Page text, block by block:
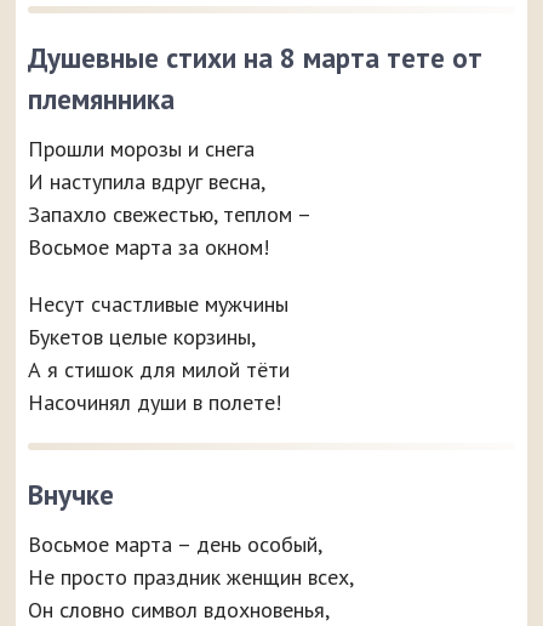
Душевные стихи на 8 марта тете от
племянника
Прошли морозы и снега
И наступила вдруг весна,
Запахло свежестью, теплом –
Восьмое марта за окном!
Несут счастливые мужчины
Букетов целые корзины,
А я стишок для милой тёти
Насочинял души в полете!
Внучке
Восьмое марта – день особый,
Не просто праздник женщин всех,
Он словно символ вдохновенья,